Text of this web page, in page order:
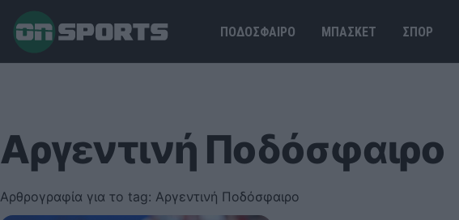
ΠΟΔΟΣΦΑΙΡΟ ΜΠΑΣΚΕΤ ΣΠΟΡ
Αργεντινή Ποδόσφαιρο
Αρθρογραφία για το tag: Αργεντινή Ποδόσφαιρο